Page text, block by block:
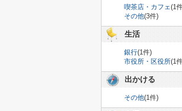
喫茶店・カフェ(1
その他(3件)
生活
銀行(1件)
市役所・区役所(1
出かける
その他(1件)